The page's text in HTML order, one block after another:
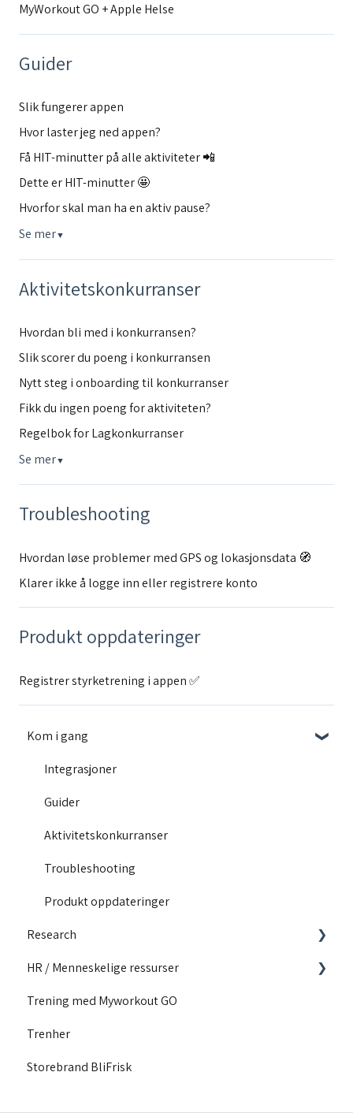
MyWorkout GO + Apple Helse
Guider
Slik fungerer appen
Hvor laster jeg ned appen?
Få HIT-minutter på alle aktiviteter 📲
Dette er HIT-minutter 🤩
Hvorfor skal man ha en aktiv pause?
Se mer▼
Aktivitetskonkurranser
Hvordan bli med i konkurransen?
Slik scorer du poeng i konkurransen
Nytt steg i onboarding til konkurranser
Fikk du ingen poeng for aktiviteten?
Regelbok for Lagkonkurranser
Se mer▼
Troubleshooting
Hvordan løse problemer med GPS og lokasjonsdata 🧭
Klarer ikke å logge inn eller registrere konto
Produkt oppdateringer
Registrer styrketrening i appen ✅
Kom i gang
Integrasjoner
Guider
Aktivitetskonkurranser
Troubleshooting
Produkt oppdateringer
Research
Utdannende innhold
Motivasjon
Innhold for løpere
Vår forskning
HR / Menneskelige ressurser
Konkurranser
Trening med Myworkout GO
Trenher
Storebrand BliFrisk